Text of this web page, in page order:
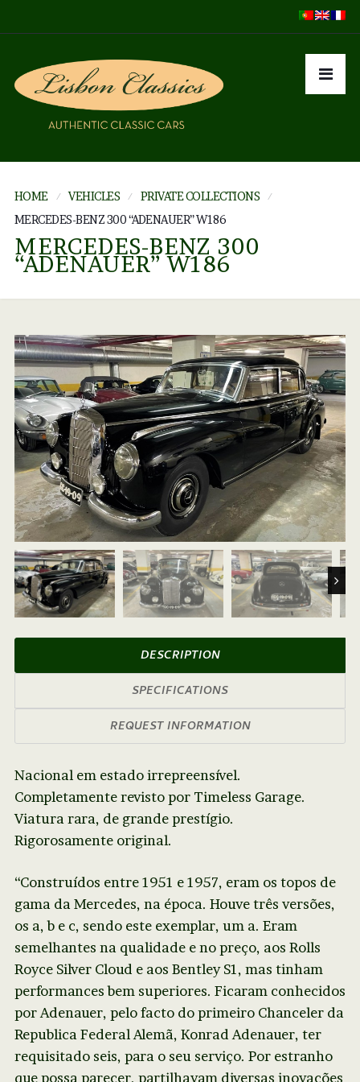
HOME VEHICLES
PRIVATE COLLECTIONS
MERCEDES-BENZ 300 “ADENAUER” W186
MERCEDES-BENZ 300
“ADENAUER” W186
Next
DESCRIPTION
SPECIFICATIONS
REQUEST INFORMATION
Nacional em estado irrepreensível.
Completamente revisto por Timeless Garage.
Viatura rara, de grande prestígio.
Rigorosamente original.
“Construídos entre 1951 e 1957, eram os topos de
gama da Mercedes, na época. Houve três versões,
os a, b e c, sendo este exemplar, um a. Eram
semelhantes na qualidade e no preço, aos Rolls
Royce Silver Cloud e aos Bentley S1, mas tinham
performances bem superiores. Ficaram conhecidos
por Adenauer, pelo facto do primeiro Chanceler da
Republica Federal Alemã, Konrad Adenauer, ter
requisitado seis, para o seu serviço. Por estranho
que possa parecer, p​artilhavam diversas inovações